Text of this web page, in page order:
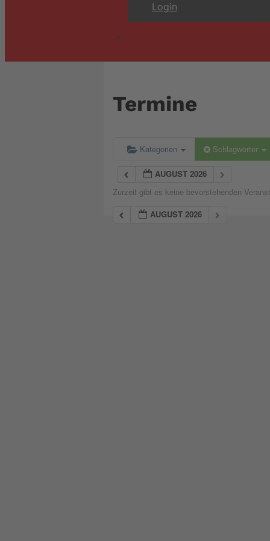
Login
Termine
Kategorien Schlagwörter
AUGUST 2026
Zurzeit gibt es keine bevorstehenden
AUGUST 2026